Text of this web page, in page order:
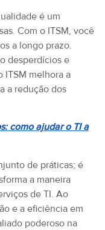
é um
Com o ITSM, você
a longo prazo.
desperdícios e
ITSM melhora a
a redução dos
como ajudar o TI a
de práticas; é
a maneira
de TI. Ao
e a eficiência em
poderoso na